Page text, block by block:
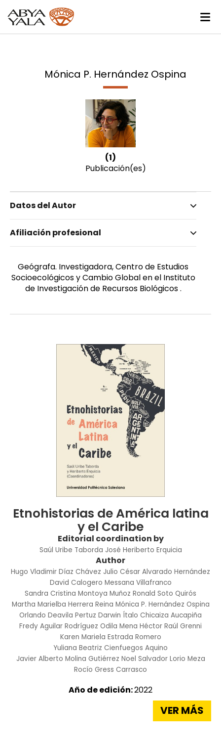
Mónica P. Hernández Ospina
(1)
Publicación(es)
Datos del Autor
Hernández Ospina, Mónica P.
Femenino
Afiliación profesional
Geógrafa. Investigadora, Centro de Estudios
Socioecológicos y Cambio Global en el Instituto
de Investigación de Recursos Biológicos .
Etnohistorias de América latina
y el Caribe
Editorial coordination by
Saúl Uribe Taborda José Heriberto Erquicia
Author
Hugo Vladimir Díaz Chávez Julio César Alvarado Hernández
David Calogero Messana Villafranco
Sandra Cristina Montoya Muñoz Ronald Soto Quirós
Martha Marielba Herrera Reina Mónica P. Hernández Ospina
Orlando Deavila Pertuz Darwin Ítalo Chicaiza Aucapiña
Fredy Aguilar Rodríguez Odila Mena Héctor Raúl Grenni
Karen Mariela Estrada Romero
Yuliana Beatriz Cienfuegos Aquino
Javier Alberto Molina Gutiérrez Noel Salvador Lorio Meza
Rocío Gress Carrasco
Año de edición:2022
VER MÁS